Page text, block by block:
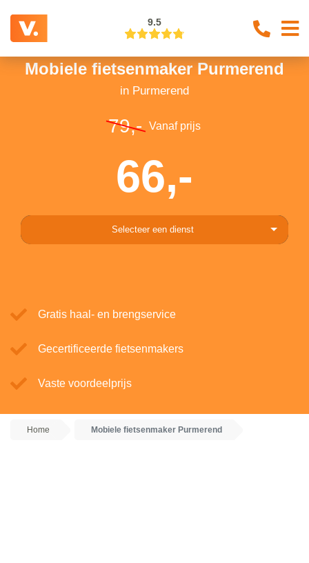
9.5
Mobiele fietsenmaker Purmerend
in Purmerend
79,- Vanaf prijs
66,-
Selecteer een dienst
Gratis haal- en brengservice
Gecertificeerde fietsenmakers
Vaste voordeelprijs
Home Mobiele fietsenmaker Purmerend